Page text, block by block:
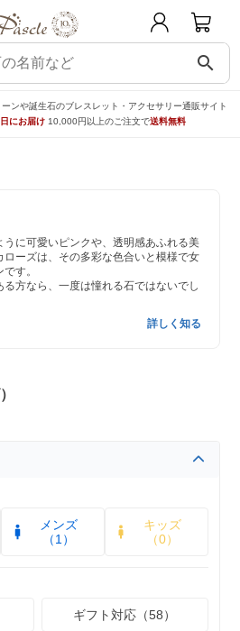
search
ンや誕生石のブレスレット・アクセサリー通販サイト
にお届け 10,000円以上のご注文で送料無料
に可愛いピンクや、透明感あふれる美
ローズは、その多彩な色合いと模様で女
す。
方なら、一度は憧れる石ではないでし
詳しく知る
メンズ
（1）
キッズ
（0）
ギフト対応（58）